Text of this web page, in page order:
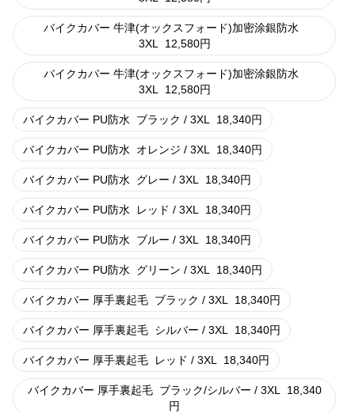
バイクカバー 牛津(オックスフォード)加密涂銀防水
3XL
12,580円
バイクカバー 牛津(オックスフォード)加密涂銀防水
3XL
12,580円
バイクカバー PU防水 ブラック / 3XL 18,340円
バイクカバー PU防水 オレンジ / 3XL 18,340円
バイクカバー PU防水 グレー / 3XL 18,340円
バイクカバー PU防水 レッド / 3XL 18,340円
バイクカバー PU防水 ブルー / 3XL 18,340円
バイクカバー PU防水 グリーン / 3XL 18,340円
バイクカバー 厚手裏起毛 ブラック / 3XL 18,340円
バイクカバー 厚手裏起毛 シルバー / 3XL 18,340円
バイクカバー 厚手裏起毛 レッド / 3XL 18,340円
バイクカバー 厚手裏起毛 ブラック/シルバー / 3XL
18,340
円